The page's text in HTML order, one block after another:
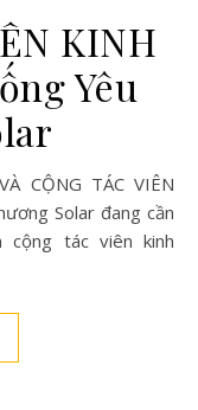
KINH
Yêu
Solar đang cần
cộng tác viên kinh